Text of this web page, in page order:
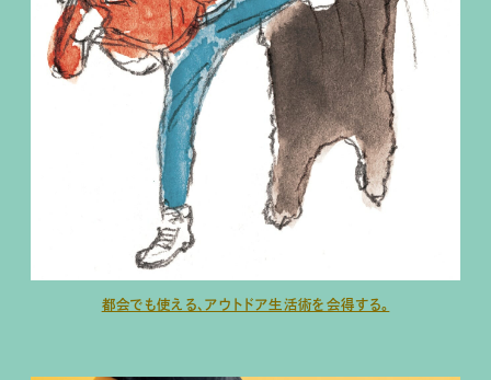
都会でも使える、アウトドア生活術を会得する。